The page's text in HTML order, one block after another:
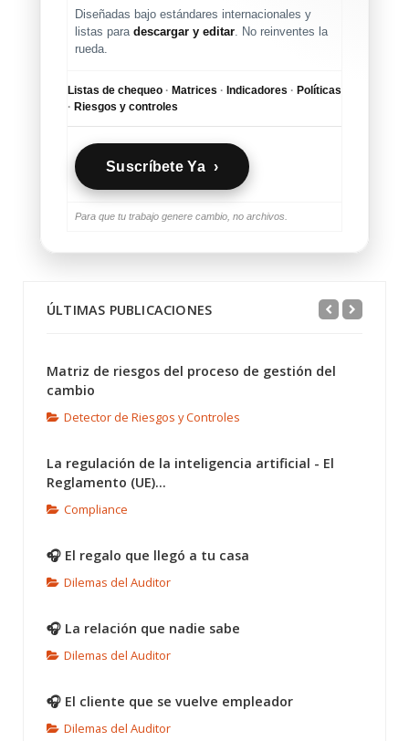
Diseñadas bajo estándares internacionales y
listas para descargar y editar . No reinventes la
rueda.
Listas de chequeo · Matrices · Indicadores · Políticas
· Riesgos y controles
Suscríbete Ya ›
Para que tu trabajo genere cambio, no archivos.
ÚLTIMAS PUBLICACIONES
Matriz de riesgos del proceso de gestión del
cambio
Detector de Riesgos y Controles
La regulación de la inteligencia artificial - El
Reglamento (UE)...
Compliance
🎧 El regalo que llegó a tu casa
Dilemas del Auditor
🎧 La relación que nadie sabe
Dilemas del Auditor
🎧 El cliente que se vuelve empleador
Dilemas del Auditor